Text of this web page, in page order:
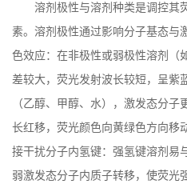
溶剂极性与溶剂种类是调控其
素。溶剂极性通过影响分子基态与
色效应：在非极性或弱极性溶剂（
差较大，荧光发射波长较短，呈紫
（乙醇、甲醇、水），激发态分
长红移，荧光颜色向黄绿色方向移
接干扰分子内氢键：强氢键溶剂易
弱激发态分子内质子转移，使荧光